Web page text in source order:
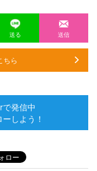
送る 送信
ちら
で発信中
しよう！